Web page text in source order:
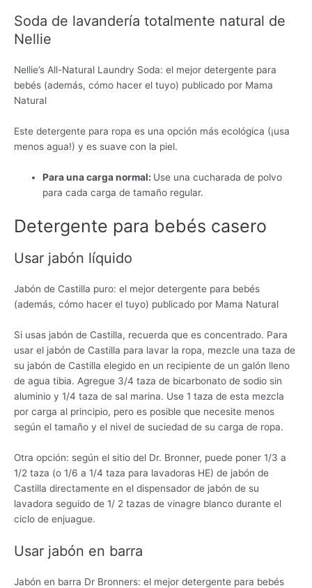
Soda de lavandería totalmente natural de
Nellie
Nellie’s All-Natural Laundry Soda: el mejor detergente para
bebés (además, cómo hacer el tuyo) publicado por Mama
Natural
Este detergente para ropa es una opción más ecológica (¡usa
menos agua!) y es suave con la piel.
Para una carga normal: Use una cucharada de polvo
para cada carga de tamaño regular.
Detergente para bebés casero
Usar jabón líquido
Jabón de Castilla puro: el mejor detergente para bebés
(además, cómo hacer el tuyo) publicado por Mama Natural
Si usas jabón de Castilla, recuerda que es concentrado. Para
usar el jabón de Castilla para lavar la ropa, mezcle una taza de
su jabón de Castilla elegido en un recipiente de un galón lleno
de agua tibia. Agregue 3/4 taza de bicarbonato de sodio sin
aluminio y 1/4 taza de sal marina. Use 1 taza de esta mezcla
por carga al principio, pero es posible que necesite menos
según el tamaño y el nivel de suciedad de su carga de ropa.
Otra opción: según el sitio del Dr. Bronner, puede poner 1/3 a
1/2 taza (o 1/6 a 1/4 taza para lavadoras HE) de jabón de
Castilla directamente en el dispensador de jabón de su
lavadora seguido de 1/ 2 tazas de vinagre blanco durante el
ciclo de enjuague.
Usar jabón en barra
Jabón en barra Dr Bronners: el mejor detergente para bebés